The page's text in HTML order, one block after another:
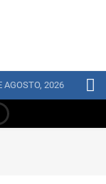
AGOSTO, 2026